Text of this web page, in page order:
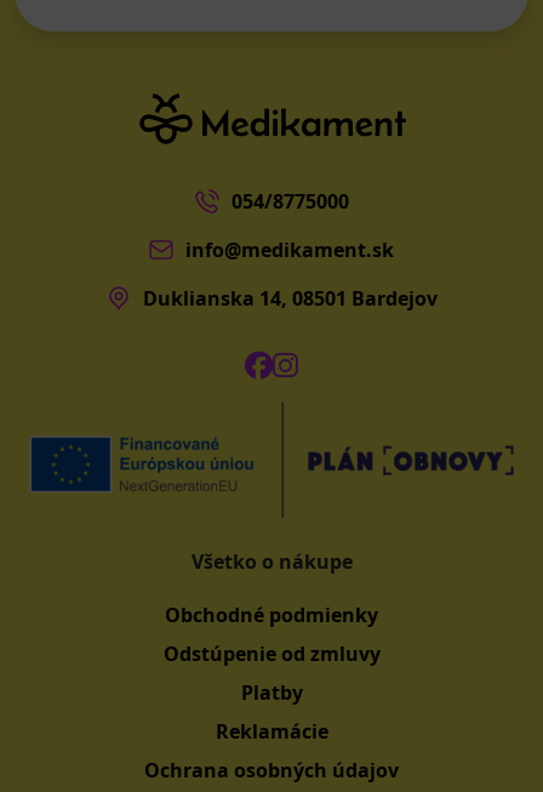
054/8775000
info@medikament.sk
Duklianska 14, 08501 Bardejov
Všetko o nákupe
Obchodné podmienky
Odstúpenie od zmluvy
Platby
Reklamácie
Ochrana osobných údajov